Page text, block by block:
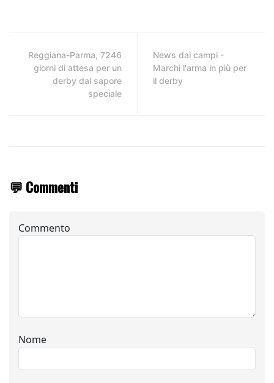
Reggiana-Parma, 7246
giorni di attesa per un
derby dal sapore
speciale
News dai campi -
Marchi l'arma in più per
il derby
💬 Commenti